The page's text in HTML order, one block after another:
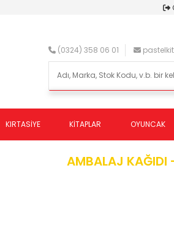
(0324) 358 06 01
KIRTASİYE KİTAPLAR OYUNCAK
AMBALAJ KAĞIDI